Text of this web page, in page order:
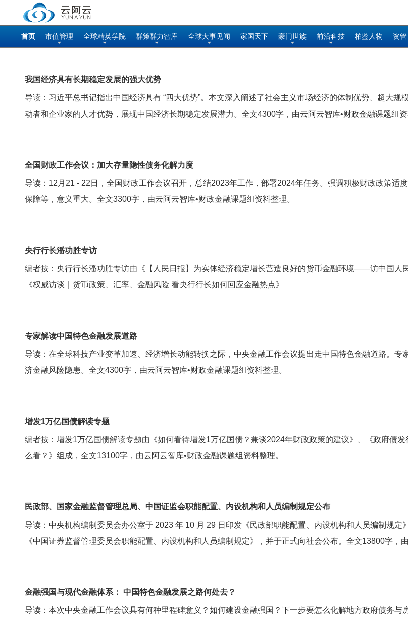
首页 市值管理 全球精英学院 群策群力智库 全球大事见闻 家国天下 豪门世族 前沿科技 柏鉴人物 资管
我国经济具有长期稳定发展的强大优势
导读：习近平总书记指出中国经济具有 “四大优势”。本文深入阐述了社会主义市场经济的体制优势、超大
动者和企业家的人才优势，展现中国经济长期稳定发展潜力。全文4300字，由云阿云智库•财政金融课题组资
全国财政工作会议：加大存量隐性债务化解力度
导读：12月21 - 22日，全国财政工作会议召开，总结2023年工作，部署2024年任务。强调积极财政政策适
保障等，意义重大。全文3300字，由云阿云智库•财政金融课题组资料整理。
央行行长潘功胜专访
编者按：央行行长潘功胜专访由《【人民日报】为实体经济稳定增长营造良好的货币金融环境——访中国人
《权威访谈｜货币政策、汇率、金融风险 看央行行长如何回应金融热点》
专家解读中国特色金融发展道路
导读：在全球科技产业变革加速、经济增长动能转换之际，中央金融工作会议提出走中国特色金融道路。
济金融风险隐患。全文4300字，由云阿云智库•财政金融课题组资料整理。
增发1万亿国债解读专题
编者按：增发1万亿国债解读专题由《如何看待增发1万亿国债？兼谈2024年财政政策的建议》、《政府债
么看？》组成，全文13100字，由云阿云智库•财政金融课题组资料整理。
民政部、国家金融监督管理总局、中国证监会职能配置、内设机构和人员编制规定公布
导读：中央机构编制委员会办公室于 2023 年 10 月 29 日印发《民政部职能配置、内设机构和人员编制规定
《中国证券监督管理委员会职能配置、内设机构和人员编制规定》，并于正式向社会公布。全文13800字，
金融强国与现代金融体系： 中国特色金融发展之路何处去？
导读：本次中央金融工作会议具有何种里程碑意义？如何建设金融强国？下一步要怎么化解地方政府债务